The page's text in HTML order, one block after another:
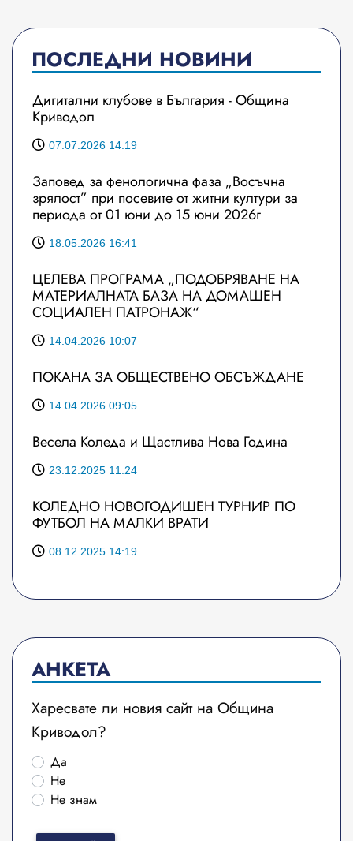
ПОСЛЕДНИ НОВИНИ
Дигитални клубове в България - Община
Криводол
07.07.2026 14:19
Заповед за фенологична фаза „Восъчна
зрялост” при посевите от житни култури за
периода от 01 юни до 15 юни 2026г
18.05.2026 16:41
ЦЕЛЕВА ПРОГРАМА „ПОДОБРЯВАНЕ НА
МАТЕРИАЛНАТА БАЗА НА ДОМАШЕН
СОЦИАЛЕН ПАТРОНАЖ“
14.04.2026 10:07
ПОКАНА ЗА ОБЩЕСТВЕНО ОБСЪЖДАНЕ
14.04.2026 09:05
Весела Коледа и Щастлива Нова Година
23.12.2025 11:24
КОЛЕДНО НОВОГОДИШЕН ТУРНИР ПО
ФУТБОЛ НА МАЛКИ ВРАТИ
08.12.2025 14:19
АНКЕТА
Харесвате ли новия сайт на Община
Криводол?
Да
Не
Не знам